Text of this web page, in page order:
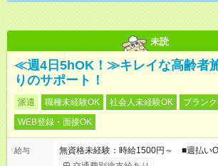
未読
≪週4日5hOK！≫キレイな高齢者
りのサポート！
派遣 職種未経験OK 社会人未経験OK
ブラン
WEB登録・面接OK
給与
無資格未経験：時給1500円～ ■週払い